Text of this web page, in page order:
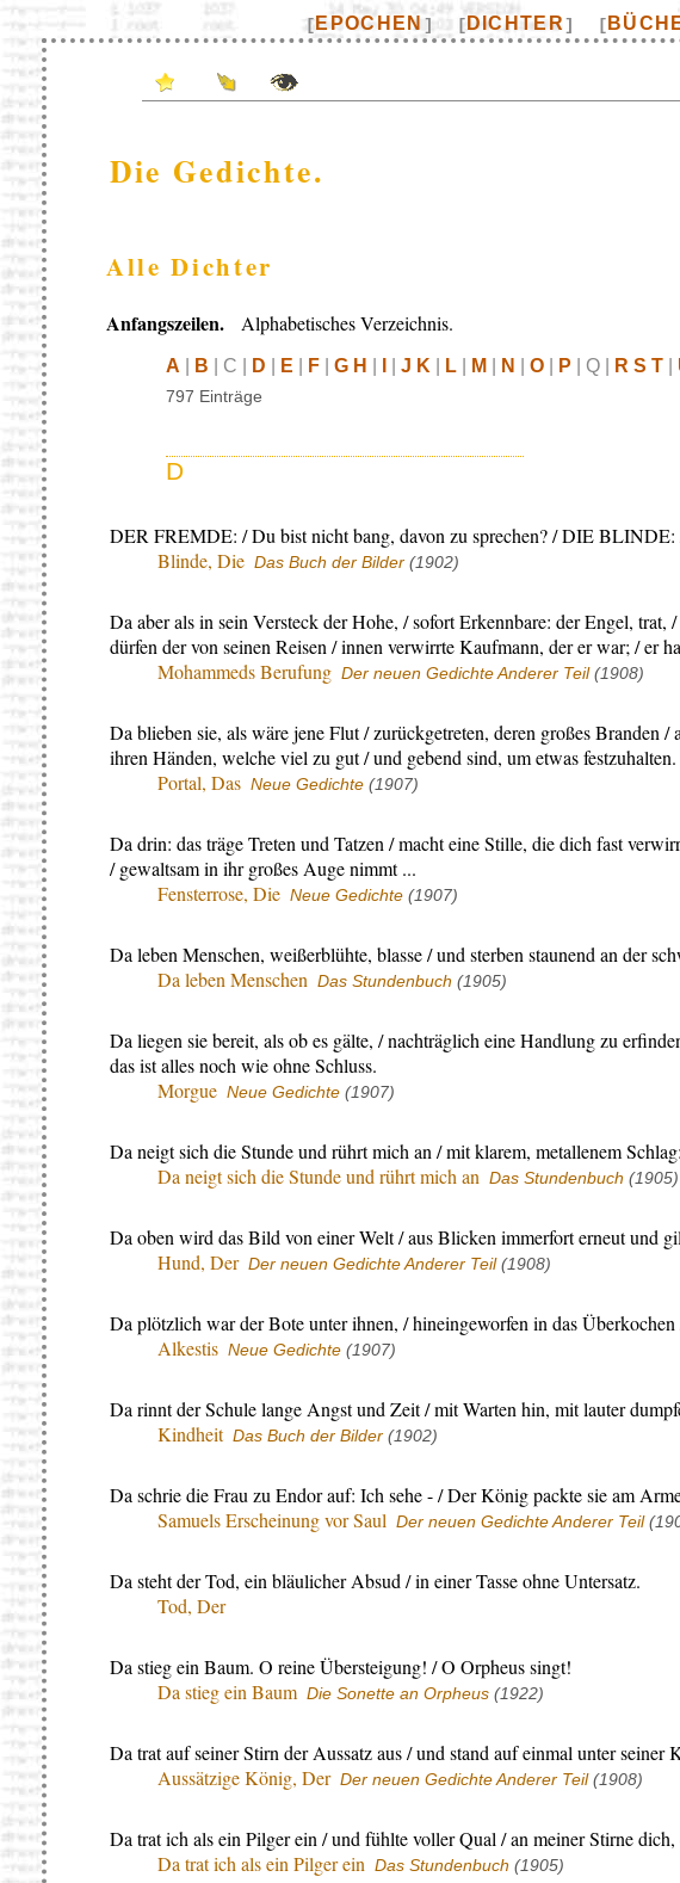
[ EPOCHEN ] [ DICHTER] [
Die Gedichte.
Alle Dichter
Anfangszeilen. Alphabetisches Verzeichnis.
A B | C | D E F G H J K L M N O P | Q | R S T
797 Einträge
D
DER FREMDE: / Du bist nicht bang, davon zu sprechen? / DIE BLINDE:
Blinde, Die Das Buch der Bilder (1902)
Da aber als in sein Versteck der Hohe, / sofort Erkennbare: der Engel,
dürfen der von seinen Reisen / innen verwirrte Kaufmann, der er war; / er
Mohammeds Berufung Der neuen Gedichte Anderer Teil(1908)
Da blieben sie, als wäre jene Flut / zurückgetreten, deren großes Branden
ihren Händen, welche viel zu gut / und gebend sind, um etwas festzuhalten.
Portal, Das Neue Gedichte (1907)
Da drin: das träge Treten und Tatzen / macht eine Stille, die dich fast
/ gewaltsam in ihr großes Auge nimmt ...
Fensterrose, Die Neue Gedichte (1907)
Da leben Menschen, weißerblühte, blasse / und sterben staunend an der
Da leben Menschen Das Stundenbuch (1905)
Da liegen sie bereit, als ob es gälte, / nachträglich eine Handlung zu
das ist alles noch wie ohne Schluss.
Morgue Neue Gedichte (1907)
Da neigt sich die Stunde und rührt mich an / mit klarem, metallenem
Da neigt sich die Stunde und rührt mich an Das Stundenbuch (1905)
Da oben wird das Bild von einer Welt / aus Blicken immerfort erneut und
Hund, Der Der neuen Gedichte Anderer Teil(1908)
Da plötzlich war der Bote unter ihnen, / hineingeworfen in das
Alkestis Neue Gedichte (1907)
Da rinnt der Schule lange Angst und Zeit / mit Warten hin, mit lauter
Kindheit Das Buch der Bilder (1902)
Da schrie die Frau zu Endor auf: Ich sehe - / Der König packte sie am
Samuels Erscheinung vor Saul Der neuen Gedichte Anderer Teil
Da steht der Tod, ein bläulicher Absud / in einer Tasse ohne Untersatz.
Tod, Der
Da stieg ein Baum. O reine Übersteigung! / O Orpheus singt!
Da stieg ein Baum Die Sonette an Orpheus (1922)
Da trat auf seiner Stirn der Aussatz aus / und stand auf einmal unter
Aussätzige König, Der Der neuen Gedichte Anderer Teil(1908)
Da trat ich als ein Pilger ein / und fühlte voller Qual / an meiner Stirne dich,
Da trat ich als ein Pilger ein Das Stundenbuch (1905)